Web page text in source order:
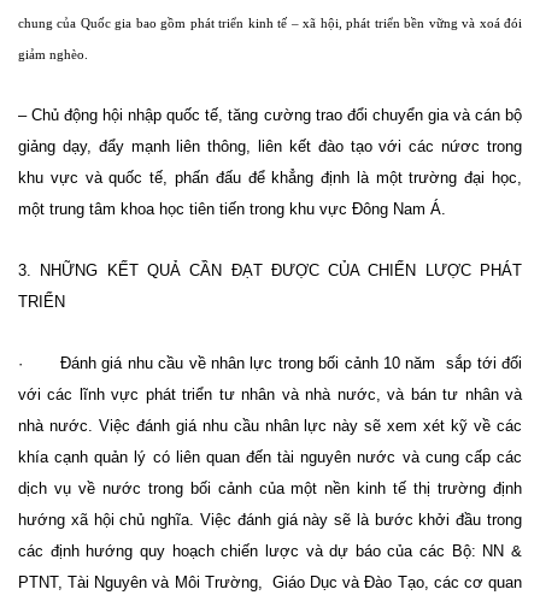
chung của Quốc gia bao gồm phát triển kinh tế – xã hội, phát triển bền vững và xoá đói
giảm nghèo.
– Chủ động hội nhập quốc tế, tăng cường trao đổi chuyển gia và cán bộ
giảng dạy, đẩy mạnh liên thông, liên kết đào tạo với các nứơc trong
khu vực và quốc tế, phấn đấu để khẳng định là một trường đại học,
một trung tâm khoa học tiên tiến trong khu vực Đông Nam Á.
3. NHỮNG KẾT QUẢ CẦN ĐẠT ĐƯỢC CỦA CHIẾN LƯỢC PHÁT
TRIỂN
· Đánh giá nhu cầu về nhân lực trong bối cảnh 10 năm
sắp tới đối
với các lĩnh vực phát triển tư nhân và nhà nước, và bán tư nhân và
nhà nước. Việc đánh giá nhu cầu nhân lực này sẽ xem xét kỹ về các
khía cạnh quản lý có liên quan đến tài nguyên nước và cung cấp các
dịch vụ về nước trong bối cảnh của một nền kinh tế thị trường định
hướng xã hội chủ nghĩa. Việc đánh giá này sẽ là bước khởi đầu trong
các định hướng quy hoạch chiến lược và dự báo của các Bộ: NN &
PTNT, Tài Nguyên và Môi Trường,
Giáo Dục và Đào Tạo, các cơ quan